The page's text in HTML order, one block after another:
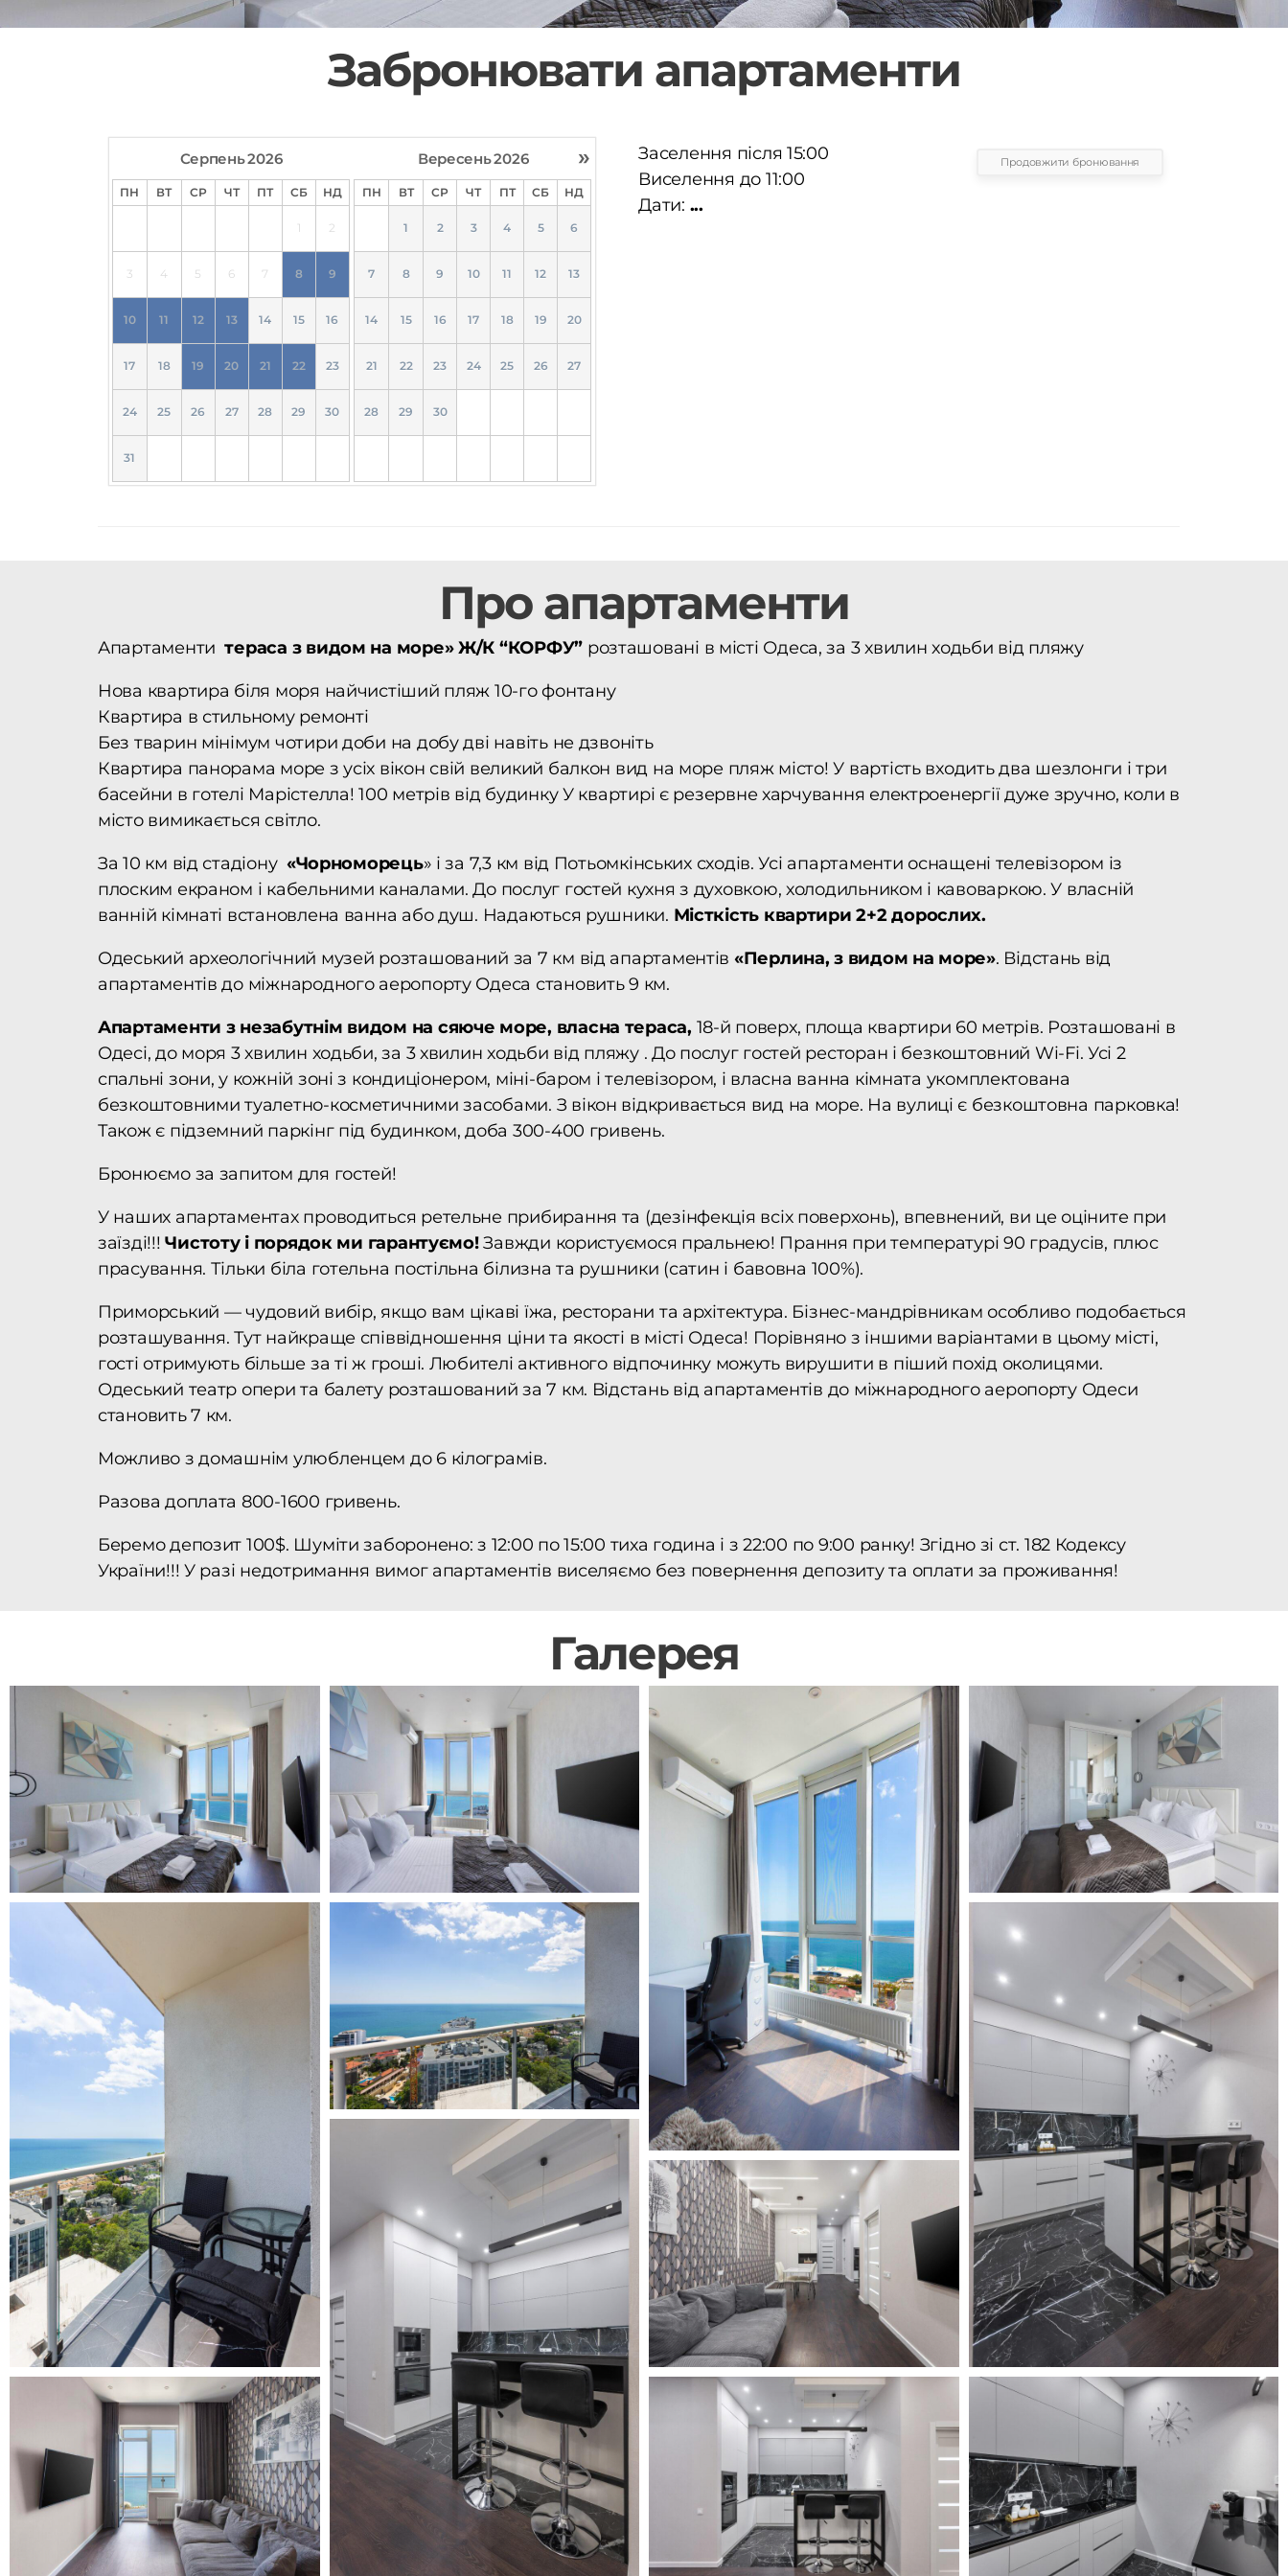
Забронювати апартаменти
»
Серпень2026
ПН ВТ СР ЧТ ПТ СБ НД
1 2
3 4 5 6 7 8 9
10 11 12 13 14 15 16
17 18 19 20 21 22 23
24 25 26 27 28 29 30
31
Вересень2026
ПН ВТ СР ЧТ ПТ СБ НД
1 2 3 4 5 6
7 8 9 10 11 12 13
14 15 16 17 18 19 20
21 22 23 24 25 26 27
28 29 30
Заселення після 15:00
Виселення до 11:00
Дати: ...
Продовжити бронювання
Про апартаменти
Апартаменти тераса з видом на море» Ж/К “КОРФУ” розташовані в місті Одеса, за 3 хвилин ходьби від пляжу
Нова квартира біля моря найчистіший пляж 10-го фонтану
Квартира в стильному ремонті
Без тварин мінімум чотири доби на добу дві навіть не дзвоніть
Квартира панорама море з усіх вікон свій великий балкон вид на море пляж місто! У вартість входить два шезлонги і три
басейни в готелі Марістелла! 100 метрів від будинку У квартирі є резервне харчування електроенергії дуже зручно, коли в
місто вимикається світло.
За 10 км від стадіону «Чорноморець» і за 7,3 км від Потьомкінських сходів. Усі апартаменти оснащені телевізором із
плоским екраном і кабельними каналами. До послуг гостей кухня з духовкою, холодильником і кавоваркою. У власній
ванній кімнаті встановлена ванна або душ. Надаються рушники. Місткість квартири 2+2 дорослих.
Одеський археологічний музей розташований за 7 км від апартаментів «Перлина, з видом на море». Відстань від
апартаментів до міжнародного аеропорту Одеса становить 9 км.
Апартаменти з незабутнім видом на сяюче море, власна тераса, 18-й поверх, площа квартири 60 метрів. Розташовані в
Одесі, до моря 3 хвилин ходьби, за 3 хвилин ходьби від пляжу . До послуг гостей ресторан і безкоштовний Wi-Fi. Усі 2
спальні зони, у кожній зоні з кондиціонером, міні-баром і телевізором, і власна ванна кімната укомплектована
безкоштовними туалетно-косметичними засобами. З вікон відкривається вид на море. На вулиці є безкоштовна парковка!
Також є підземний паркінг під будинком, доба 300-400 гривень.
Бронюємо за запитом для гостей!
У наших апартаментах проводиться ретельне прибирання та (дезінфекція всіх поверхонь), впевнений, ви це оціните при
заїзді!!!Чистоту і порядок ми гарантуємо!Завжди користуємося пральнею! Прання при температурі 90 градусів, плюс
прасування. Тільки біла готельна постільна білизна та рушники (сатин і бавовна 100%).
Приморський — чудовий вибір, якщо вам цікаві їжа, ресторани та архітектура. Бізнес-мандрівникам особливо подобається
розташування. Тут найкраще співвідношення ціни та якості в місті Одеса! Порівняно з іншими варіантами в цьому місті,
гості отримують більше за ті ж гроші. Любителі активного відпочинку можуть вирушити в піший похід околицями.
Одеський театр опери та балету розташований за 7 км. Відстань від апартаментів до міжнародного аеропорту Одеси
становить 7 км.
Можливо з домашнім улюбленцем до 6 кілограмів.
Разова доплата 800-1600 гривень.
Беремо депозит 100$. Шуміти заборонено: з 12:00 по 15:00 тиха година і з 22:00 по 9:00 ранку! Згідно зі ст. 182 Кодексу
України!!! У разі недотримання вимог апартаментів виселяємо без повернення депозиту та оплати за проживання!
Галерея